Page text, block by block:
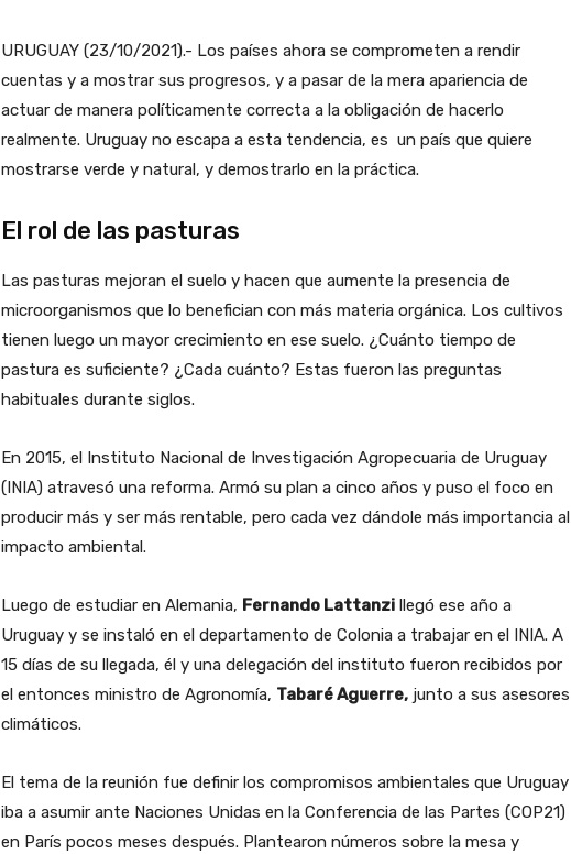
URUGUAY (23/10/2021).- Los países ahora se comprometen a rendir
cuentas y a mostrar sus progresos, y a pasar de la mera apariencia de
actuar de manera políticamente correcta a la obligación de hacerlo
realmente. Uruguay no escapa a esta tendencia, es un país que quiere
mostrarse verde y natural, y demostrarlo en la práctica.
El rol de las pasturas
Las pasturas mejoran el suelo y hacen que aumente la presencia de
microorganismos que lo benefician con más materia orgánica. Los cultivos
tienen luego un mayor crecimiento en ese suelo. ¿Cuánto tiempo de
pastura es suficiente? ¿Cada cuánto? Estas fueron las preguntas
habituales durante siglos.
En 2015, el Instituto Nacional de Investigación Agropecuaria de Uruguay
(INIA) atravesó una reforma. Armó su plan a cinco años y puso el foco en
producir más y ser más rentable, pero cada vez dándole más importancia al
impacto ambiental.
Luego de estudiar en Alemania, Fernando Lattanzillegó ese año a
Uruguay y se instaló en el departamento de Colonia a trabajar en el INIA. A
15 días de su llegada, él y una delegación del instituto fueron recibidos por
el entonces ministro de Agronomía, Tabaré Aguerre,junto a sus asesores
climáticos.
El tema de la reunión fue definir los compromisos ambientales que Uruguay
iba a asumir ante Naciones Unidas en la Conferencia de las Partes (COP21)
en París pocos meses después. Plantearon números sobre la mesa y